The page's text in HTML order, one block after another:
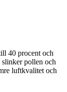
40 procent och
pollen och
luftkvalitet och